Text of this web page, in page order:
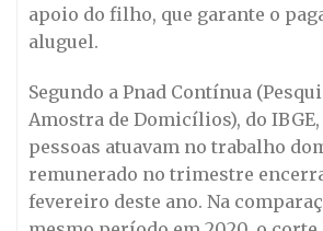
apoio do filho, que garante o
aluguel.
Segundo a Pnad Contínua
Amostra de Domicílios), do
pessoas atuavam no trabalho
remunerado no trimestre
fevereiro deste ano. Na